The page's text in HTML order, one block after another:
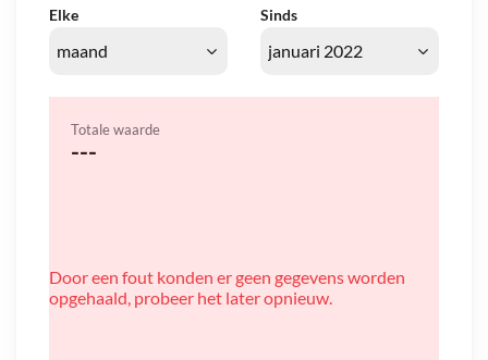
Elke Sinds
Totale waarde
---
Door een fout konden er geen gegevens worden
opgehaald, probeer het later opnieuw.